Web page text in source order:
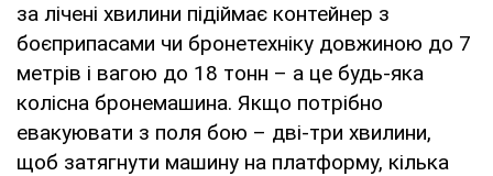
за лічені хвилини підіймає контейнер з
боєприпасами чи бронетехніку довжиною до 7
метрів і вагою до 18 тонн – а це будь-яка
колісна бронемашина. Якщо потрібно
евакуювати з поля бою – дві-три хвилини,
щоб затягнути машину на платформу, кілька